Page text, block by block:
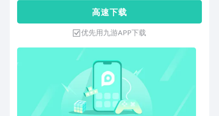
高 速 下 载
优先用九游APP下载